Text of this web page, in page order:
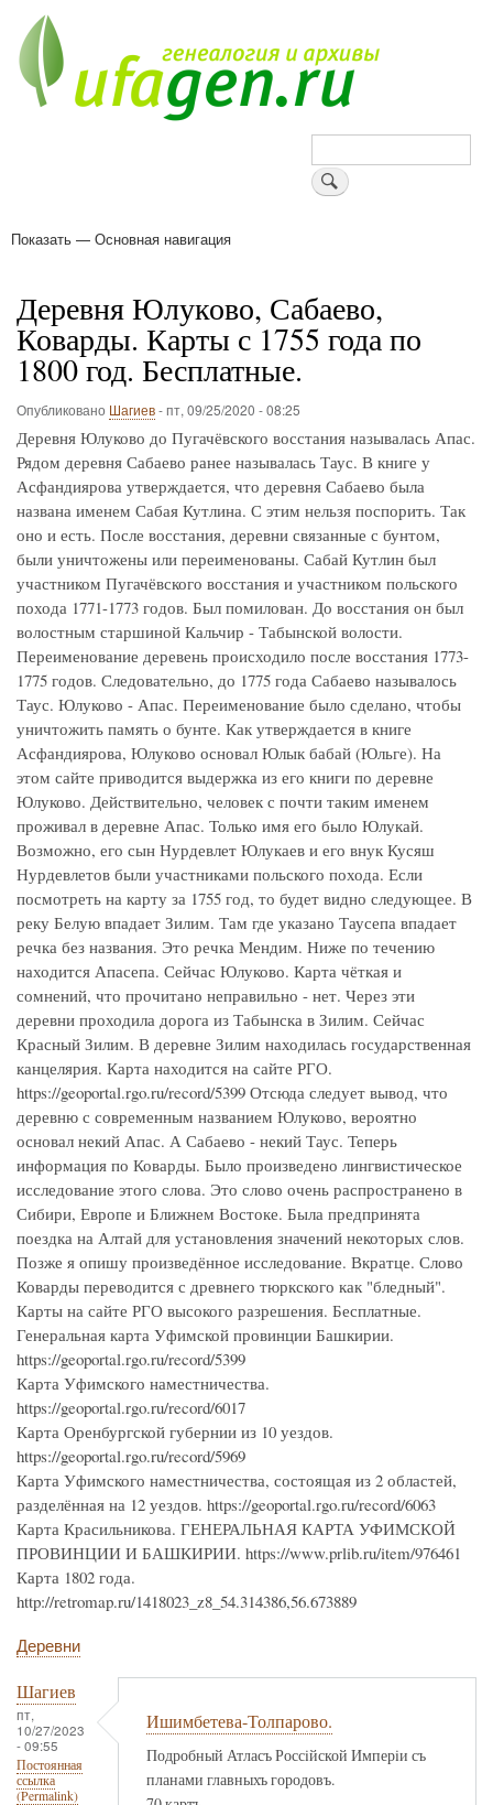
основному
содержанию
Поиск
Основная
Показать — Основная навигация
Деревня Юлуково, Сабаево,
Коварды. Карты с 1755 года по
1800 год. Бесплатные.
Опубликовано Шагиев-пт, 09/25/2020 - 08:25
Деревня Юлуково до Пугачёвского восстания называлась Апас.
Рядом деревня Сабаево ранее называлась Таус. В книге у
Асфандиярова утверждается, что деревня Сабаево была
названа именем Сабая Кутлина. С этим нельзя поспорить. Так
оно и есть. После восстания, деревни связанные с бунтом,
были уничтожены или переименованы. Сабай Кутлин был
участником Пугачёвского восстания и участником польского
похода 1771-1773 годов. Был помилован. До восстания он был
волостным старшиной Кальчир - Табынской волости.
Переименование деревень происходило после восстания 1773-
1775 годов. Следовательно, до 1775 года Сабаево называлось
Таус. Юлуково - Апас. Переименование было сделано, чтобы
уничтожить память о бунте. Как утверждается в книге
Асфандиярова, Юлуково основал Юлык бабай (Юльге). На
этом сайте приводится выдержка из его книги по деревне
Юлуково. Действительно, человек с почти таким именем
проживал в деревне Апас. Только имя его было Юлукай.
Возможно, его сын Нурдевлет Юлукаев и его внук Кусяш
Нурдевлетов были участниками польского похода. Если
посмотреть на карту за 1755 год, то будет видно следующее. В
реку Белую впадает Зилим. Там где указано Таусепа впадает
речка без названия. Это речка Мендим. Ниже по течению
находится Апасепа. Сейчас Юлуково. Карта чёткая и
сомнений, что прочитано неправильно - нет. Через эти
деревни проходила дорога из Табынска в Зилим. Сейчас
Красный Зилим. В деревне Зилим находилась государственная
канцелярия. Карта находится на сайте РГО.
https://geoportal.rgo.ru/record/5399 Отсюда следует вывод, что
деревню с современным названием Юлуково, вероятно
основал некий Апас. А Сабаево - некий Таус. Теперь
информация по Коварды. Было произведено лингвистическое
исследование этого слова. Это слово очень распространено в
Сибири, Европе и Ближнем Востоке. Была предпринята
поездка на Алтай для установления значений некоторых слов.
Позже я опишу произведённое исследование. Вкратце. Слово
Коварды переводится с древнего тюркского как "бледный".
Карты на сайте РГО высокого разрешения. Бесплатные.
Генеральная карта Уфимской провинции Башкирии.
https://geoportal.rgo.ru/record/5399
Карта Уфимского наместничества.
https://geoportal.rgo.ru/record/6017
Карта Оренбургской губернии из 10 уездов.
https://geoportal.rgo.ru/record/5969
Карта Уфимского наместничества, состоящая из 2 областей,
разделённая на 12 уездов. https://geoportal.rgo.ru/record/6063
Карта Красильникова. ГЕНЕРАЛЬНАЯ КАРТА УФИМСКОЙ
ПРОВИНЦИИ И БАШКИРИИ. https://www.prlib.ru/item/976461
Карта 1802 года.
http://retromap.ru/1418023_z8_54.314386,56.673889
Деревни
Шагиев
пт,
10/27/2023
- 09:55
Постоянная
ссылка
(Permalink)
Ишимбетева-Толпарово.
Подробный Атласъ Россiйской Имперiи съ
планами главныхъ городовъ.